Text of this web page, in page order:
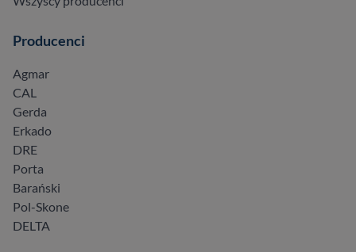
Producenci
Agmar
CAL
Gerda
Erkado
DRE
Porta
Barański
Pol-Skone
DELTA